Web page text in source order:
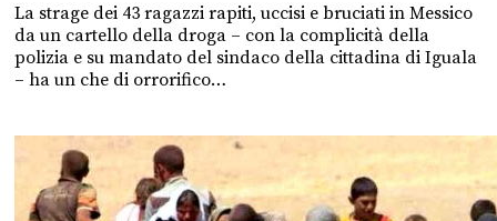
La strage dei 43 ragazzi rapiti, uccisi e bruciati in Messico
da un cartello della droga – con la complicità della
polizia e su mandato del sindaco della cittadina di Iguala
– ha un che di orrorifico…